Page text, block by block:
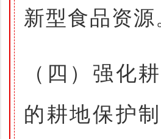
新型食品资源
（四）强化
的耕地保护